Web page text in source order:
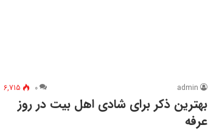
admin ۰ 6,715
بهترین ذکر برای شادی اهل بیت در روز
عرفه